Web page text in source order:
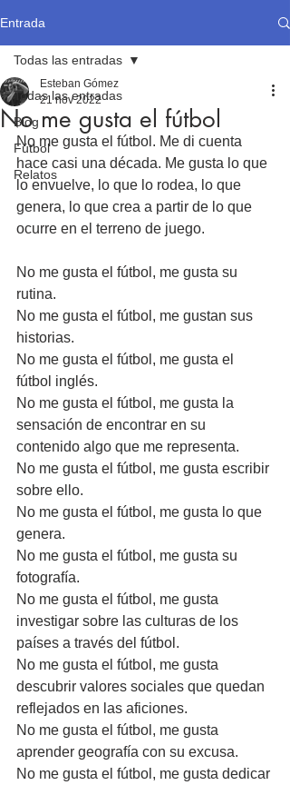
Entrada
Todas las entradas
Blog
Fútbol
Relatos
Todas las entradas
No me gusta el fútbol
Esteban Gómez
21 nov 2022
No me gusta el fútbol. Me di cuenta
hace casi una década. Me gusta lo que
lo envuelve, lo que lo rodea, lo que
genera, lo que crea a partir de lo que
ocurre en el terreno de juego.
No me gusta el fútbol, me gusta su
rutina.
No me gusta el fútbol, me gustan sus
historias.
No me gusta el fútbol, me gusta el
fútbol inglés.
No me gusta el fútbol, me gusta la
sensación de encontrar en su
contenido algo que me representa.
No me gusta el fútbol, me gusta escribir
sobre ello.
No me gusta el fútbol, me gusta lo que
genera.
No me gusta el fútbol, me gusta su
fotografía.
No me gusta el fútbol, me gusta
investigar sobre las culturas de los
países a través del fútbol.
No me gusta el fútbol, me gusta
descubrir valores sociales que quedan
reflejados en las aficiones.
No me gusta el fútbol, me gusta
aprender geografía con su excusa.
No me gusta el fútbol, me gusta dedicar